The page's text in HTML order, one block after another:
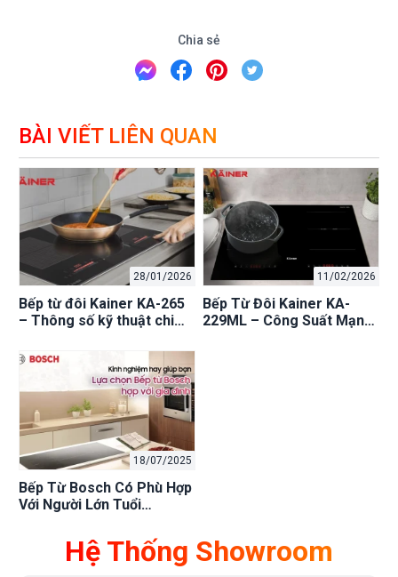
Chia sẻ
BÀI VIẾT LIÊN QUAN
28/01/2026
Bếp từ đôi Kainer KA-265
– Thông số kỹ thuật chi
11/02/2026
Bếp Từ Đôi Kainer KA-
229ML – Công Suất Mạnh,
18/07/2025
Bếp Từ Bosch Có Phù Hợp
Với Người Lớn Tuổi
An Toàn & Dễ Sử Dụng
Hệ Thống Showroom